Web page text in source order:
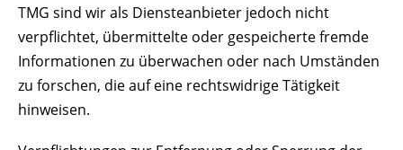
TMG sind wir als Diensteanbieter jedoch nicht
verpflichtet, übermittelte oder gespeicherte fremde
Informationen zu überwachen oder nach Umständen
zu forschen, die auf eine rechtswidrige Tätigkeit
hinweisen.